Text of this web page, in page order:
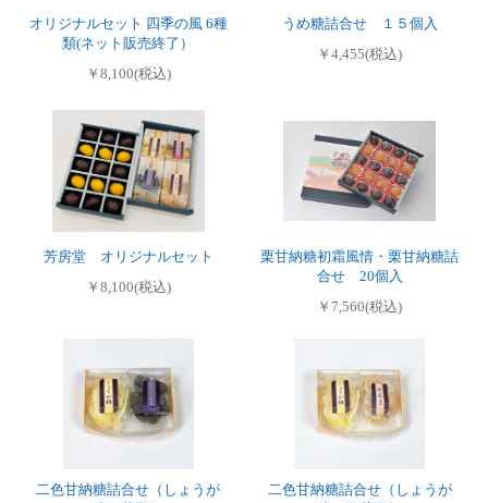
オリジナルセット 四季の風 6種
類(ネット販売終了）
￥8,100(税込)
うめ糖詰合せ １５個入
￥4,455(税込)
芳房堂 オリジナルセット
￥8,100(税込)
栗甘納糖初霜風情・栗甘納糖詰
合せ 20個入
￥7,560(税込)
二色甘納糖詰合せ（しょうが
二色甘納糖詰合せ（しょうが